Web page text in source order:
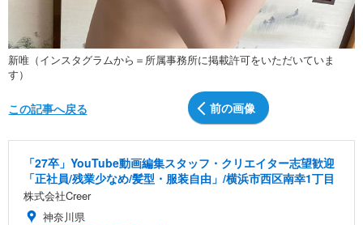
新唯（インスタグラムから＝所属事務所に掲載許可をいただいていま
す）
前の画像
この記事へ戻る
「27卒」YouTube動画編集スタッフ・クリエイター志望歓迎
「正社員/残業少なめ/髪型・服装自由」/横浜市西区南幸1丁目
株式会社Creer
神奈川県